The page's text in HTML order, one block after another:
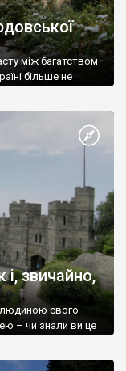
між багатством
більше не
звичайно,
свого
– чи знали ви це